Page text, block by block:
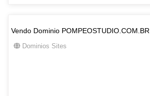
Vendo Dominio POMPEOSTUDIO.COM.BR
Dominios Sites